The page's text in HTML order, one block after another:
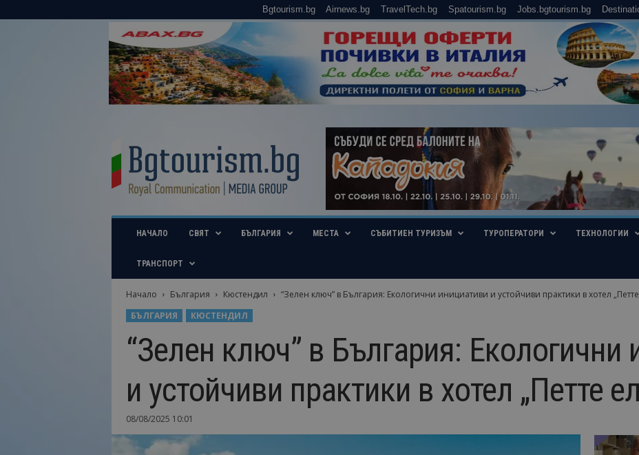
Bgtourism.bg Airnews.bg TravelTech.bg Spatourism.bg Jobs.bgtourism.bg
u
i
b
о
НАЧАЛО СВЯТ БЪЛГАРИЯ МЕСТА СЪБИТИЕН ТУРИЗЪМ ТУРОПЕРАТОРИ ТЕХНОЛОГИИ
ТРАНСПОРТ
Начало България Кюстендил
“Зелен ключ” в България: Екологични инициативи и устойчиви практики в хотел
БЪЛГАРИЯ
КЮСТЕНДИЛ
“Зелен ключ” в България: Екологични
и устойчиви практики в хотел „Петте
08/08/2025 10:01